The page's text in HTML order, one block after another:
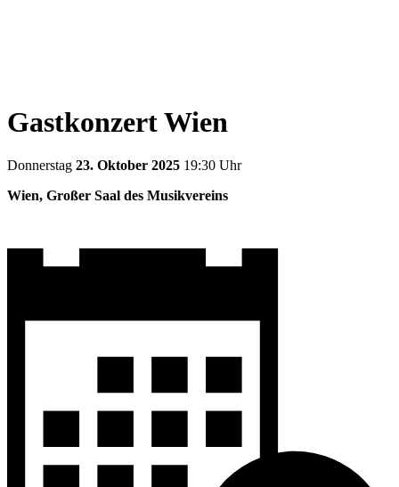
Gastkonzert Wien
Donnerstag 23. Oktober 2025 19:30 Uhr
Wien, Großer Saal des Musikvereins